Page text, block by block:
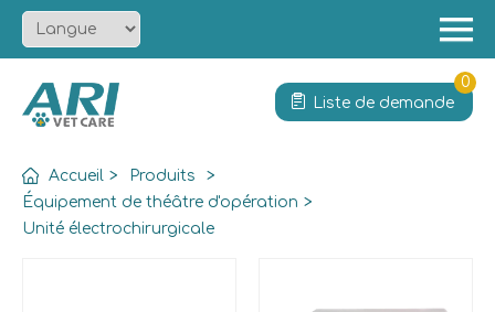
Solution
Services
Liste de demande
0
Accueil > Produits
>
Équipement de théâtre d'opération >
Unité électrochirurgicale